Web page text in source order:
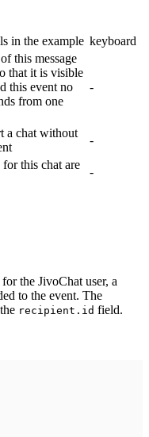
in the example keyboard
this message
that it is visible
this event no
from one
-
a chat without
-
for this chat are
-
the JivoChat user, a
to the event. The
recipient.id field.